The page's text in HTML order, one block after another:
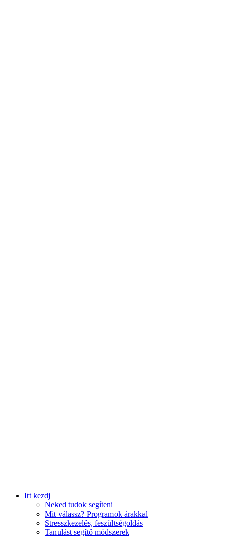
Itt kezdj
Neked tudok segíteni
Mit válassz? Programok árakkal
Stresszkezelés, feszültségoldás
Tanulást segítő módszerek